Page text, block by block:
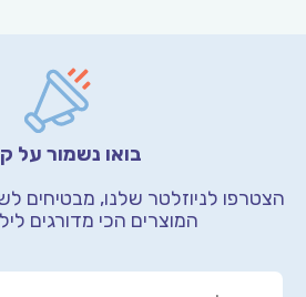
בואו נשמור על
הצטרפו לניוזלטר שלנו, מבטיחים
המוצרים הכי מדורגים